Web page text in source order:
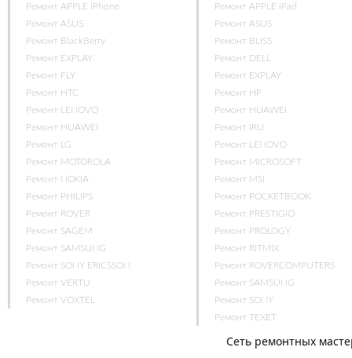
Ремонт APPLE iPhone
Ремонт ASUS
Ремонт BlackBerry
Ремонт EXPLAY
Ремонт FLY
Ремонт HTC
Ремонт LENOVO
Ремонт HUAWEI
Ремонт LG
Ремонт MOTOROLA
Ремонт NOKIA
Ремонт PHILIPS
Ремонт ROVER
Ремонт SAGEM
Ремонт SAMSUNG
Ремонт SONY ERICSSON
Ремонт VERTU
Ремонт VOXTEL
Ремонт APPLE iPad
Ремонт ASUS
Ремонт BLISS
Ремонт DELL
Ремонт EXPLAY
Ремонт HP
Ремонт HUAWEI
Ремонт IRU
Ремонт LENOVO
Ремонт MICROSOFT
Ремонт MSI
Ремонт POCKETBOOK
Ремонт PRESTIGIO
Ремонт PROLOGY
Ремонт RITMIX
Ремонт ROVERCOMPUTERS
Ремонт SAMSUNG
Ремонт SONY
Ремонт TEXET
Сеть ремонтных